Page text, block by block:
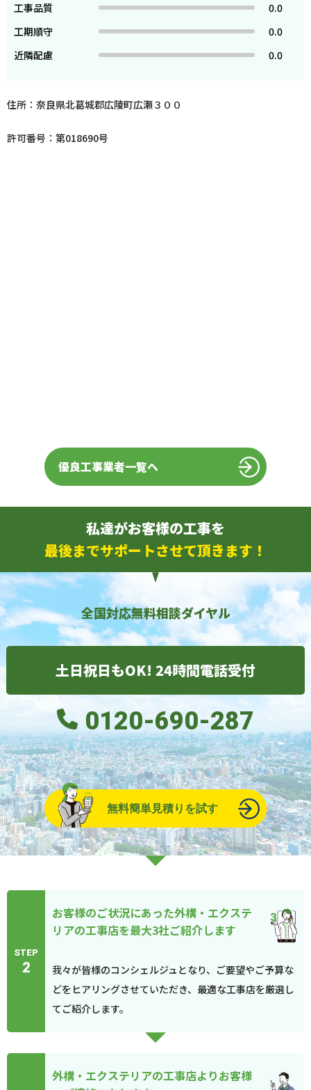
工事品質
0.0
工期順守
0.0
近隣配慮
0.0
住所：奈良県北葛城郡広陵町広瀬３００
許可番号：第018690号
優良工事業者一覧へ
私達がお客様の工事を
最後までサポートさせて頂きます！
全国対応無料相談ダイヤル
土日祝日もOK! 24時間電話受付
0120-690-287
無料簡単見積りを試す
STEP
2
お客様のご状況にあった外構・エクステ
リアの工事店を最大3社ご紹介します
我々が皆様のコンシェルジュとなり、ご要望やご予算な
どをヒアリングさせていただき、最適な工事店を厳選し
てご紹介します。
外構・エクステリアの工事店よりお客様